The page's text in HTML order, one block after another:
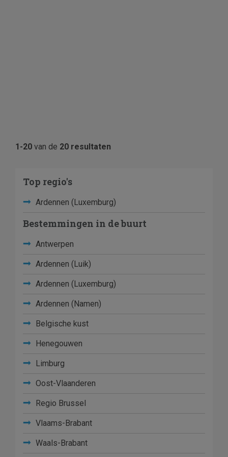
1-20 van de 20 resultaten
Top regio's
Ardennen (Luxemburg)
Bestemmingen in de buurt
Antwerpen
Ardennen (Luik)
Ardennen (Luxemburg)
Ardennen (Namen)
Belgische kust
Henegouwen
Limburg
Oost-Vlaanderen
Regio Brussel
Vlaams-Brabant
Waals-Brabant